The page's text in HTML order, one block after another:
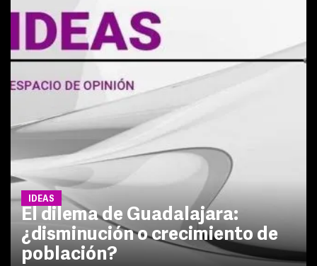
IDEAS
El dilema de Guadalajara:
¿disminución o crecimiento de
población?